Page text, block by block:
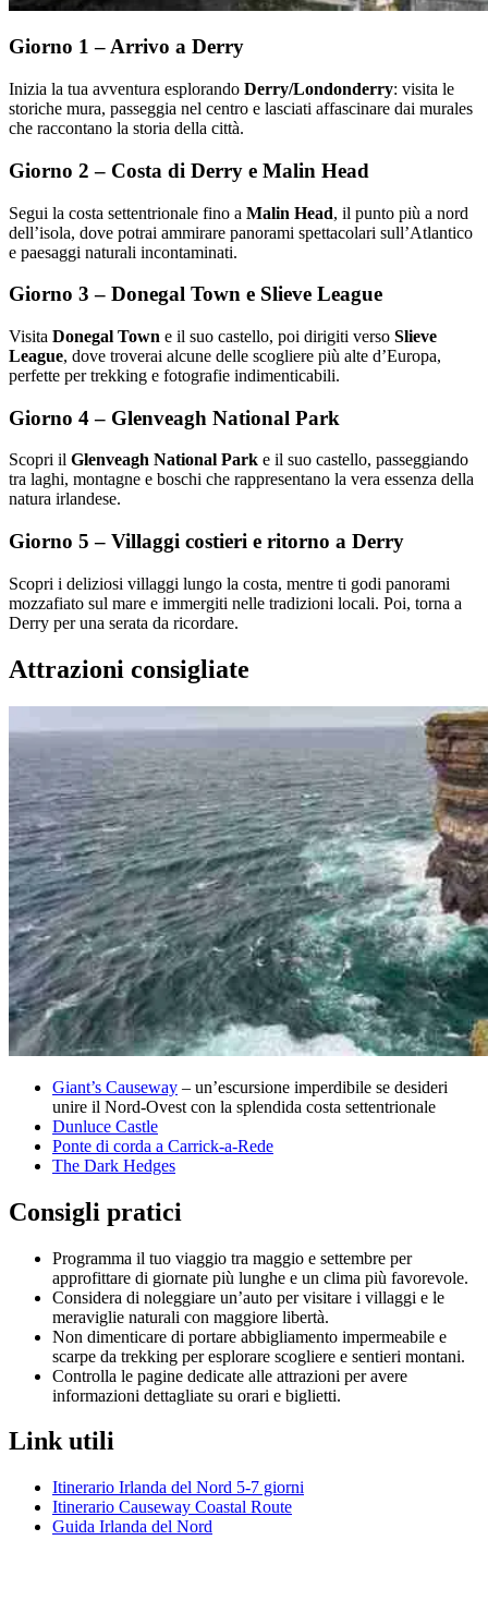
Giorno 1 – Arrivo a Derry
Inizia la tua avventura esplorando Derry/Londonderry: visita le
storiche mura, passeggia nel centro e lasciati affascinare dai murales
che raccontano la storia della città.
Giorno 2 – Costa di Derry e Malin Head
Segui la costa settentrionale fino a Malin Head, il punto più a nord
dell’isola, dove potrai ammirare panorami spettacolari sull’Atlantico
e paesaggi naturali incontaminati.
Giorno 3 – Donegal Town e Slieve League
Visita Donegal Town e il suo castello, poi dirigiti verso Slieve
League, dove troverai alcune delle scogliere più alte d’Europa,
perfette per trekking e fotografie indimenticabili.
Giorno 4 – Glenveagh National Park
Scopri il Glenveagh National Park e il suo castello, passeggiando
tra laghi, montagne e boschi che rappresentano la vera essenza della
natura irlandese.
Giorno 5 – Villaggi costieri e ritorno a Derry
Scopri i deliziosi villaggi lungo la costa, mentre ti godi panorami
mozzafiato sul mare e immergiti nelle tradizioni locali. Poi, torna a
Derry per una serata da ricordare.
Attrazioni consigliate
Giant’s Causeway – un’escursione imperdibile se desideri
unire il Nord-Ovest con la splendida costa settentrionale
Dunluce Castle
Ponte di corda a Carrick-a-Rede
The Dark Hedges
Consigli pratici
Programma il tuo viaggio tra maggio e settembre per
approfittare di giornate più lunghe e un clima più favorevole.
Considera di noleggiare un’auto per visitare i villaggi e le
meraviglie naturali con maggiore libertà.
Non dimenticare di portare abbigliamento impermeabile e
scarpe da trekking per esplorare scogliere e sentieri montani.
Controlla le pagine dedicate alle attrazioni per avere
informazioni dettagliate su orari e biglietti.
Link utili
Itinerario Irlanda del Nord 5-7 giorni
Itinerario Causeway Coastal Route
Guida Irlanda del Nord